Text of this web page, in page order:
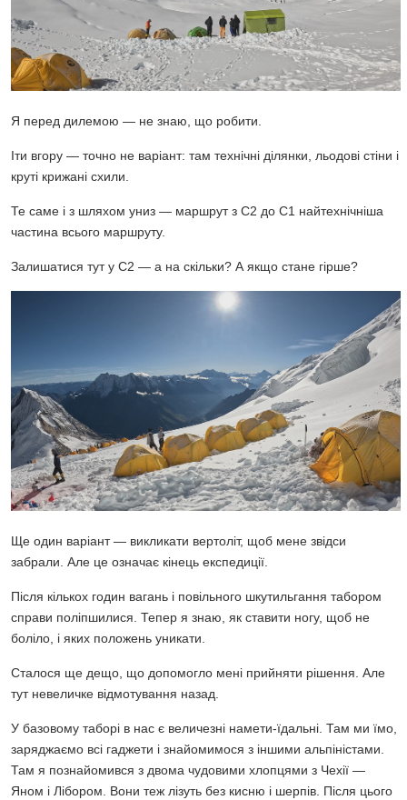
Я перед дилемою — не знаю, що робити.
Іти вгору — точно не варіант: там технічні ділянки, льодові стіни і
круті крижані схили.
Те саме і з шляхом униз — маршрут з C2 до C1 найтехнічніша
частина всього маршруту.
Залишатися тут у C2 — а на скільки? А якщо стане гірше?
Ще один варіант — викликати вертоліт, щоб мене звідси
забрали. Але це означає кінець експедиції.
Після кількох годин вагань і повільного шкутильгання табором
справи поліпшилися. Тепер я знаю, як ставити ногу, щоб не
боліло, і яких положень уникати.
Сталося ще дещо, що допомогло мені прийняти рішення. Але
тут невеличке відмотування назад.
У базовому таборі в нас є величезні намети-їдальні. Там ми їмо,
заряджаємо всі гаджети і знайомимося з іншими альпіністами.
Там я познайомився з двома чудовими хлопцями з Чехії —
Яном і Лібором. Вони теж лізуть без кисню і шерпів. Після цього